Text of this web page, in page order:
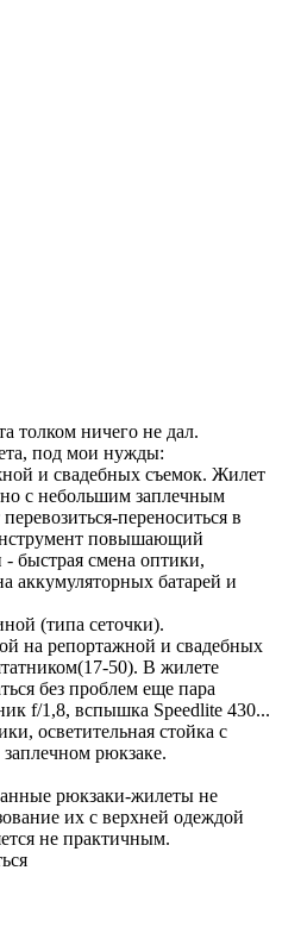
толком ничего не дал.
под мои нужды:
и свадебных съемок. Жилет
с небольшим заплечным
переноситься в
повышающий
быстрая смена оптики,
аккумуляторных батарей и
(типа сеточки).
на репортажной и свадебных
50). В жилете
без проблем еще пара
f/1,8, вспышка Speedlite 430...
осветительная стойка с
рюкзаке.
рюкзаки-жилеты не
их с верхней одеждой
не практичным.